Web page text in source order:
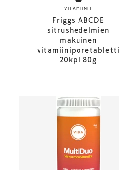
VITAMIINIT
Friggs ABCDE
sitrushedelmien
makuinen
vitamiiniporetabletti
20kpl 80g